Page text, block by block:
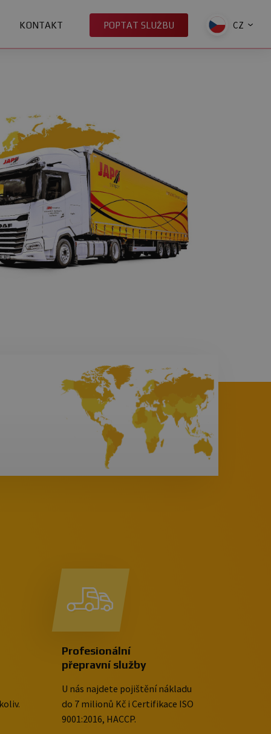
KONTAKT POPTAT SLUŽBU CZ
Profesionální
přepravní služby
U nás najdete pojištění nákladu
do 7 milionů Kč i Certifikace ISO
9001:2016, HACCP.